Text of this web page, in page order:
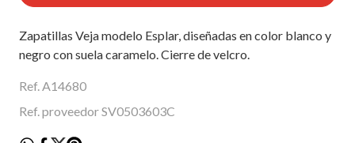
Zapatillas Veja modelo Esplar, diseñadas en color blanco y
negro con suela caramelo. Cierre de velcro.
Ref. A14680
Ref. proveedor SV0503603C